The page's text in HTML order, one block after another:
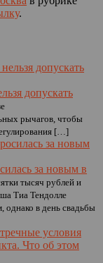
.
допускать
рычагов, чтобы
[…]
за новым в
тысяч рублей и
Тиа Тендолле
однако в день свадьбы